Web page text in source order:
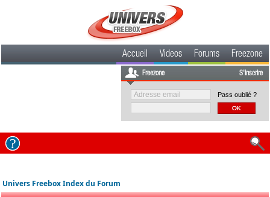
Accueil Videos Forums Freezone
Freezone S'inscrire
Pass oublié ?
Univers Freebox Index du Forum